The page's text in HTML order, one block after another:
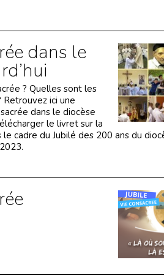
dans le
? Quelles sont les
ici une
dans le diocèse
le livret sur la
cadre du Jubilé des 200 ans du